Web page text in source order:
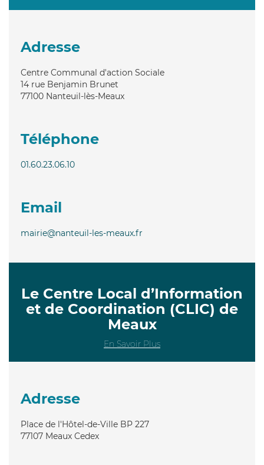
Adresse
Centre Communal d'action Sociale
14 rue Benjamin Brunet
77100 Nanteuil-lès-Meaux
Téléphone
01.60.23.06.10
Email
mairie@nanteuil-les-meaux.fr
Le Centre Local d’Information
et de Coordination (CLIC) de
Meaux
En Savoir Plus
Adresse
Place de l'Hôtel-de-Ville BP 227
77107 Meaux Cedex